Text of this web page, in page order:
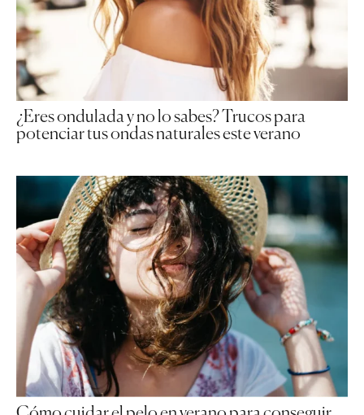
¿Eres ondulada y no lo sabes? Trucos para
potenciar tus ondas naturales este verano